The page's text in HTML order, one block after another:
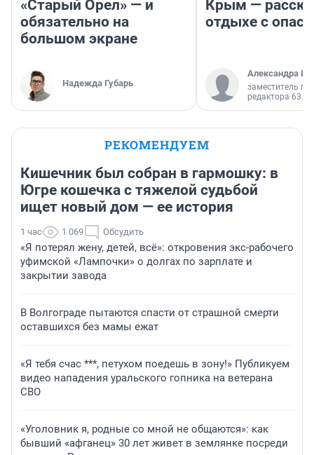
«Старый Орел» — и
обязательно на
большом экране
Надежда Губарь
Крым —
отдыхе с
Александра
заместитель
редактора 63.RU
РЕКОМЕНДУЕМ
Кишечник был собран в гармошку: в
Югре кошечка с тяжелой судьбой
ищет новый дом — ее история
1 час 1 069 Обсудить
«Я потерял жену, детей, всё»: откровения экс-рабочего
уфимской «Лампочки» о долгах по зарплате и
закрытии завода
В Волгограде пытаются спасти от страшной смерти
оставшихся без мамы ежат
«Я тебя счас ***, петухом поедешь в зону!» Публикуем
видео нападения уральского гопника на ветерана
СВО
«Уголовник я, родные со мной не общаются»: как
бывший «афганец» 30 лет живет в землянке посреди